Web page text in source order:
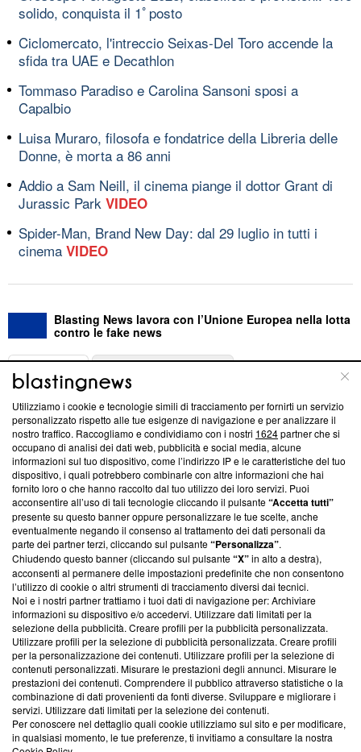
solido, conquista il 1ﾟposto
Ciclomercato, l'intreccio Seixas-Del Toro accende la
sfida tra UAE e Decathlon
Tommaso Paradiso e Carolina Sansoni sposi a
Capalbio
Luisa Muraro, filosofa e fondatrice della Libreria delle
Donne, è morta a 86 anni
Addio a Sam Neill, il cinema piange il dottor Grant di
Jurassic Park VIDEO
Spider-Man, Brand New Day: dal 29 luglio in tutti i
cinema VIDEO
Blasting News lavora con l’Unione Europea nella lotta
contro le fake news
ABOUT
Questa sezione offre informazioni trasparenti su Blasting
News, sui nostri processi editoriali e su come ci impegniamo a
creare news di qualità. Inoltre, afferma la nostra aderenza a
‘Trust Project - News with Integrity’Blasting News non è
ancora membro del programma, ma ha richiesto di farne
parte; Trust Project non ha ancora effettuato una verifica di
conformità agli standard.
Su di noi
Team editoriale
Corporate
Redazione
Informativa Privacy
Cookie Policy
Blasting SA, IDI CHE-247.845.224, Via Carlo Frasca, 3 - 6900
Lugano (Svizzera) Tel:+39 0690258937
Utilizziamo i cookie e tecnologie simili di tracciamento per fornirti un servizio
personalizzato rispetto alle tue esigenze di navigazione e per analizzare il
nostro traffico. Raccogliamo e condividiamo con i nostri 1624partner che si
occupano di analisi dei dati web, pubblicità e social media, alcune
informazioni sul tuo dispositivo, come l’indirizzo IP e le caratteristiche del tuo
dispositivo, i quali potrebbero combinarle con altre informazioni che hai
fornito loro o che hanno raccolto dal tuo utilizzo dei loro servizi. Puoi
acconsentire all’uso di tali tecnologie cliccando il pulsante“Accetta tutti”
presente su questo banner oppure personalizzare le tue scelte, anche
eventualmente negando il consenso al trattamento dei dati personali da
parte dei partner terzi, cliccando sul pulsante“Personalizza”.
Chiudendo questo banner (cliccando sul pulsante“X”in alto a destra),
acconsenti al permanere delle impostazioni predefinite che non consentono
l’utilizzo di cookie o altri strumenti di tracciamento diversi dai tecnici.
Noi e i nostri partner trattiamo i tuoi dati di navigazione per: Archiviare
informazioni su dispositivo e/o accedervi. Utilizzare dati limitati per la
selezione della pubblicità. Creare profili per la pubblicità personalizzata.
Utilizzare profili per la selezione di pubblicità personalizzata. Creare profili
per la personalizzazione dei contenuti. Utilizzare profili per la selezione di
contenuti personalizzati. Misurare le prestazioni degli annunci. Misurare le
prestazioni dei contenuti. Comprendere il pubblico attraverso statistiche o la
combinazione di dati provenienti da fonti diverse. Sviluppare e migliorare i
servizi. Utilizzare dati limitati per la selezione dei contenuti.
Per conoscere nel dettaglio quali cookie utilizziamo sul sito e per modificare,
in qualsiasi momento, le tue preferenze, ti invitiamo a consultare la nostra